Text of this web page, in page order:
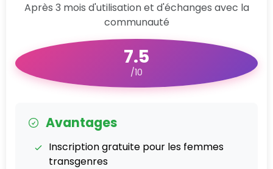
Après 3 mois d'utilisation et d'échanges avec la
communauté
7.5
/10
Avantages
Inscription gratuite pour les femmes
transgenres